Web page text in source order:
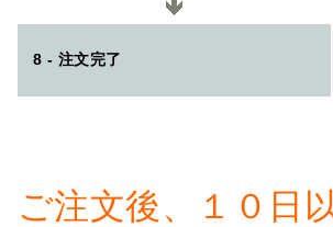
8 - 注文完了
ご注文後、１０日